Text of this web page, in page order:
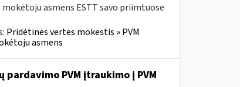
asmens ESTT savo priimtuose
Pridėtinės vertės mokestis » PVM
asmens
PVM įtraukimo į PVM